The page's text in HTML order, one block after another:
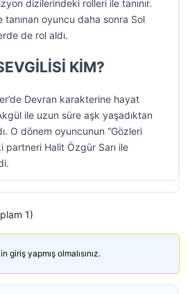
dizilerindeki rolleri ile tanınır.
tanınan oyuncu daha sonra Sol
de rol aldı.
KİM?
Devran karakterine hayat
ile uzun süre aşk yaşadıktan
O dönem oyuncunun “Gözleri
partneri Halit Özgür Sarı ile
1)
giriş yapmış olmalısınız.